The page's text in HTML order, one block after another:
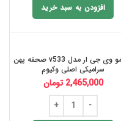
افزودن به سبد خرید
اتو مو وی جی ار مدل v533 صحفه پهن
سرامیکی اصلی وکیوم
2,465,000 تومان